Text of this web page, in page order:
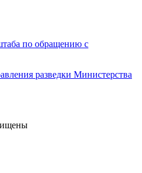
по обращению с
разведки Министерства